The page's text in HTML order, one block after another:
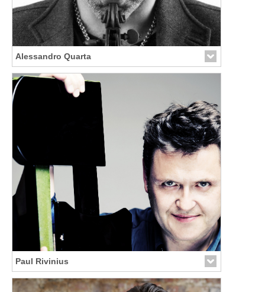
Alessandro Quarta
Link zur Künstler-Seite
Paul Rivinius
Link zur Künstler-Seite